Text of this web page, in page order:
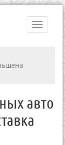
Toggle
авто